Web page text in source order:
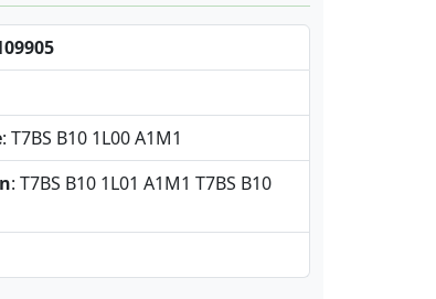
: T7BS B10 1L00 A1M1
: T7BS B10 1L01 A1M1 T7BS B10